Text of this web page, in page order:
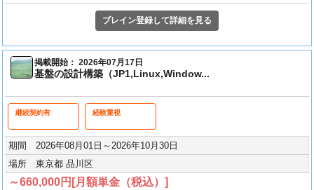
ブレイン登録して詳細を見る
掲載開始： 2026年07月17日
基盤の設計構築（JP1,Linux,Window...
継続契約有 経験重視
期間 2026年08月01日～2026年10月30日
場所 東京都 品川区
～660,000円[月額単金（税込）]